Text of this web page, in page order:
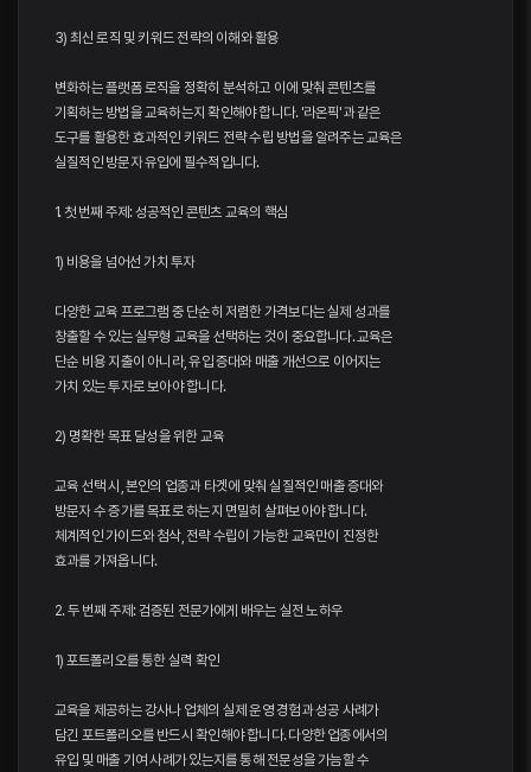
3) 최신 로직 및 키워드 전략의 이해와 활용
변화하는 플랫폼 로직을 정확히 분석하고 이에 맞춰 콘텐츠를
기획하는 방법을 교육하는지 확인해야 합니다. '라온픽'과 같은
도구를 활용한 효과적인 키워드 전략 수립 방법을 알려주는 교육은
실질적인 방문자 유입에 필수적입니다.
1. 첫 번째 주제: 성공적인 콘텐츠 교육의 핵심
1) 비용을 넘어선 가치 투자
다양한 교육 프로그램 중 단순히 저렴한 가격보다는 실제 성과를
창출할 수 있는 실무형 교육을 선택하는 것이 중요합니다. 교육은
단순 비용 지출이 아니라, 유입 증대와 매출 개선으로 이어지는
가치 있는 투자로 보아야 합니다.
2) 명확한 목표 달성을 위한 교육
교육 선택 시, 본인의 업종과 타겟에 맞춰 실질적인 매출 증대와
방문자 수 증가를 목표로 하는지 면밀히 살펴보아야 합니다.
체계적인 가이드와 첨삭, 전략 수립이 가능한 교육만이 진정한
효과를 가져옵니다.
2. 두 번째 주제: 검증된 전문가에게 배우는 실전 노하우
1) 포트폴리오를 통한 실력 확인
교육을 제공하는 강사나 업체의 실제 운영 경험과 성공 사례가
담긴 포트폴리오를 반드시 확인해야 합니다. 다양한 업종에서의
유입 및 매출 기여 사례가 있는지를 통해 전문성을 가늠할 수